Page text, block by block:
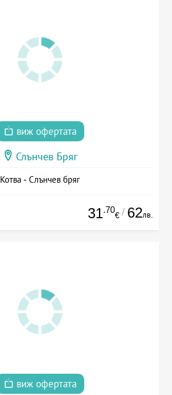
виж офертата
Слънчев Бряг
Котва - Слънчев бряг
31.70
€ / 62лв.
виж офертата